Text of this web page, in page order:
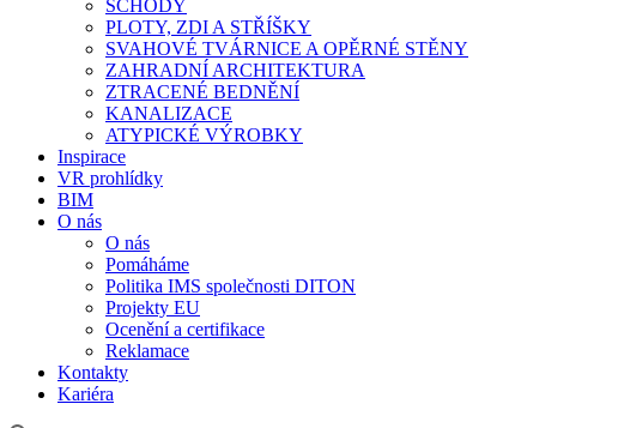
SCHODY
PLOTY, ZDI A STŘÍŠKY
SVAHOVÉ TVÁRNICE A OPĚRNÉ STĚNY
ZAHRADNÍ ARCHITEKTURA
ZTRACENÉ BEDNĚNÍ
KANALIZACE
ATYPICKÉ VÝROBKY
Inspirace
VR prohlídky
BIM
O nás
O nás
Pomáháme
Politika IMS společnosti DITON
Projekty EU
Ocenění a certifikace
Reklamace
Kontakty
Kariéra